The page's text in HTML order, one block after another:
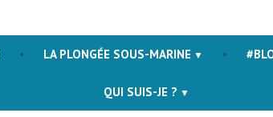
LA PLONGÉE SOUS-MARINE
QUI SUIS-JE ?